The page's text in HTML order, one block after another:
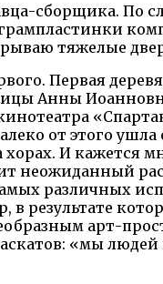
сборщика. По
тяжелые
Первая
Анны
от этого ушла
И кажется
неожиданный
различных
результате
арт-
«мы